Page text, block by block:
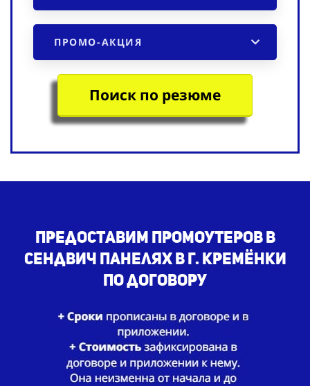
ПРОМО-АКЦИЯ
Поиск по резюме
Предоставим промоутеров в
сендвич панелях в г. Кремёнки
по договору